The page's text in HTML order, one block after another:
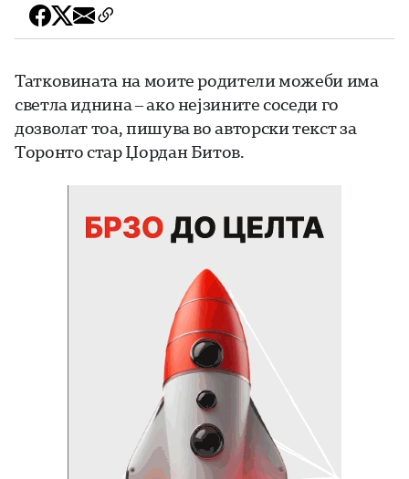
Татковината на моите родители можеби има
светла иднина – ако нејзините соседи го
дозволат тоа, пишува во авторски текст за
Торонто стар Џордан Битов.